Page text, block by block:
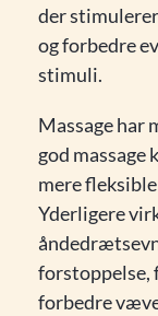
der
og forbedre
stimuli.
Massage har
god massage
mere
Yderligere
forstoppelse,
forbedre